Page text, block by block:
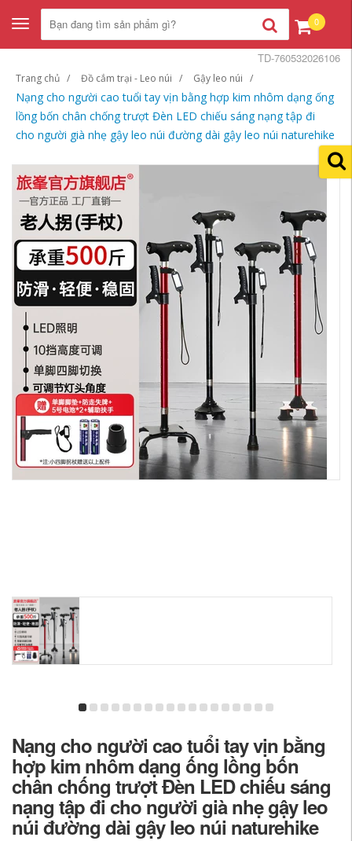
Toggle
navigation
0
Trang chủ Đồ cắm trại - Leo núi Gậy leo núi
Nạng cho người cao tuổi tay vịn bằng hợp kim nhôm dạng ống
lồng bốn chân chống trượt Đèn LED chiếu sáng nạng tập đi
cho người già nhẹ gậy leo núi đường dài gậy leo núi naturehike
TD-760532026106
Nạng cho người cao tuổi tay vịn bằng
hợp kim nhôm dạng ống lồng bốn
chân chống trượt Đèn LED chiếu sáng
nạng tập đi cho người già nhẹ gậy leo
núi đường dài gậy leo núi naturehike